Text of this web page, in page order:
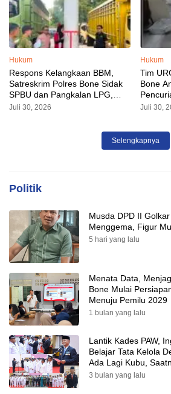
Hukum
Respons Kelangkaan BBM,
Satreskrim Polres Bone Sidak
SPBU dan Pangkalan LPG,
AKP Alvin Aji Imbau Pengelola
Juli 30, 2026
Hukum
Tim
Bone
Ditaksir
Juli 30,
Selengkapnya
Politik
Musda DPD II
Menggema, Figur
5 hari yang lalu
Menata Data,
Bone Mulai
Menuju Pemilu 2029
1 bulan yang lalu
Lantik Kades PAW,
Belajar Tata Kelola
Ada Lagi Kubu,
Desa
3 bulan yang lalu